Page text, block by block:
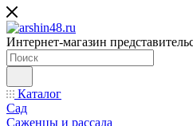
Интернет-магазин
Каталог
Сад
Саженцы и рассада